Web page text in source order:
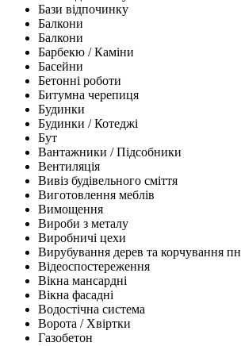
Бази відпочинку
Балкони
Балкони
Барбекю / Каміни
Басейни
Бетонні роботи
Битумна черепиця
Будинки
Будинки / Котеджі
Бут
Вантажники / Підсобники
Вентиляція
Вивіз будівельного сміття
Виготовлення меблів
Вимощення
Вироби з металу
Виробничі цехи
Вирубування дерев та корчування
Відеоспостереження
Вікна мансардні
Вікна фасадні
Водостічна система
Ворота / Хвіртки
Газобетон